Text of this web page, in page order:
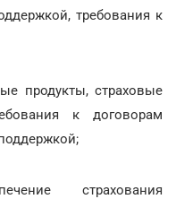
требования к
продукты, страховые
к договорам
страхования